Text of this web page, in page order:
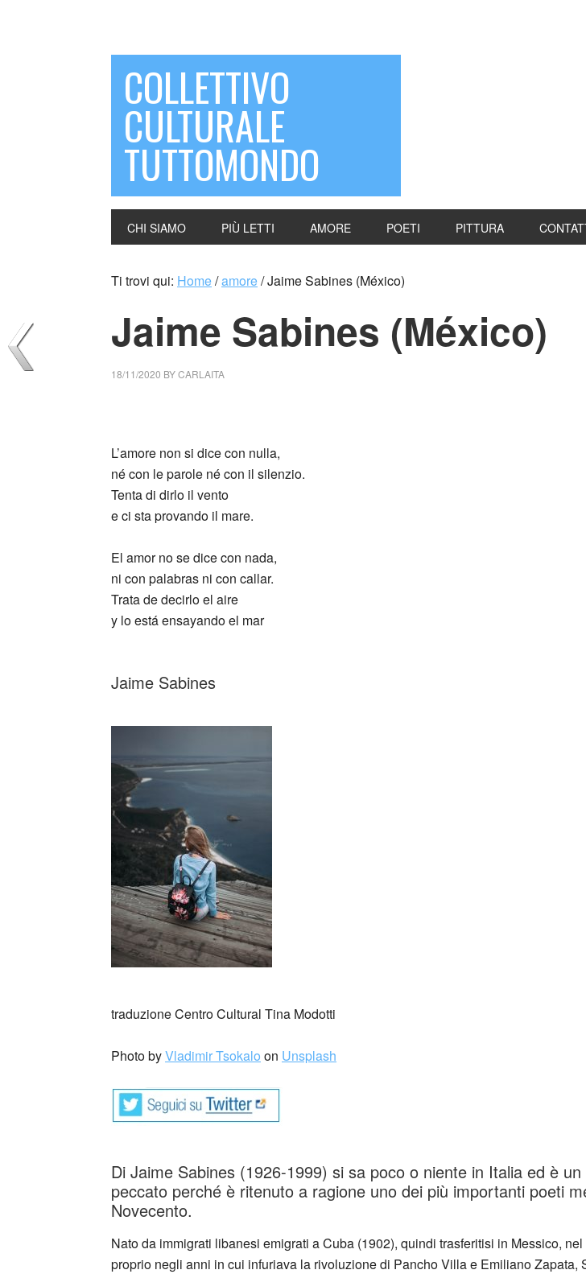
COLLETTIVO
CULTURALE
TUTTOMONDO
CHI SIAMO PIÙ LETTI AMORE POETI PITTURA
Ti trovi qui: Home/amore/Jaime Sabines (México)
Jaime Sabines (México)
18/11/2020 BYCARLAITA
L’amore non si dice con nulla,
né con le parole né con il silenzio.
Tenta di dirlo il vento
e ci sta provando il mare.
El amor no se dice con nada,
ni con palabras ni con callar.
Trata de decirlo el aire
y lo está ensayando el mar
Jaime Sabines
traduzione Centro Cultural Tina Modotti
Photo byVladimir Tsokalo on Unsplash
Di Jaime Sabines (1926-1999) si sa poco o niente in Italia ed è
peccato perché è ritenuto a ragione uno dei più importanti poeti
Novecento.
Nato da immigrati libanesi emigrati a Cuba (1902), quindi trasferitisi in Messico,
proprio negli anni in cui infuriava la rivoluzione di Pancho Villa e Emiliano Zapata,